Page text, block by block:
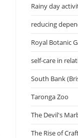
Rainy day
reducing
Royal Botanic
self-care in
South Bank
Taronga Zoo
The Devil's
The Rise of